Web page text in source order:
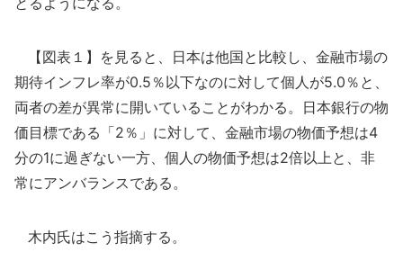
【図表１】を見ると、日本は他国と比較し、金融市場の
期待インフレ率が0.5％以下なのに対して個人が5.0％と、
両者の差が異常に開いていることがわかる。日本銀行の物
価目標である「2％」に対して、金融市場の物価予想は4
分の1に過ぎない一方、個人の物価予想は2倍以上と、非
常にアンバランスである。
木内氏はこう指摘する。